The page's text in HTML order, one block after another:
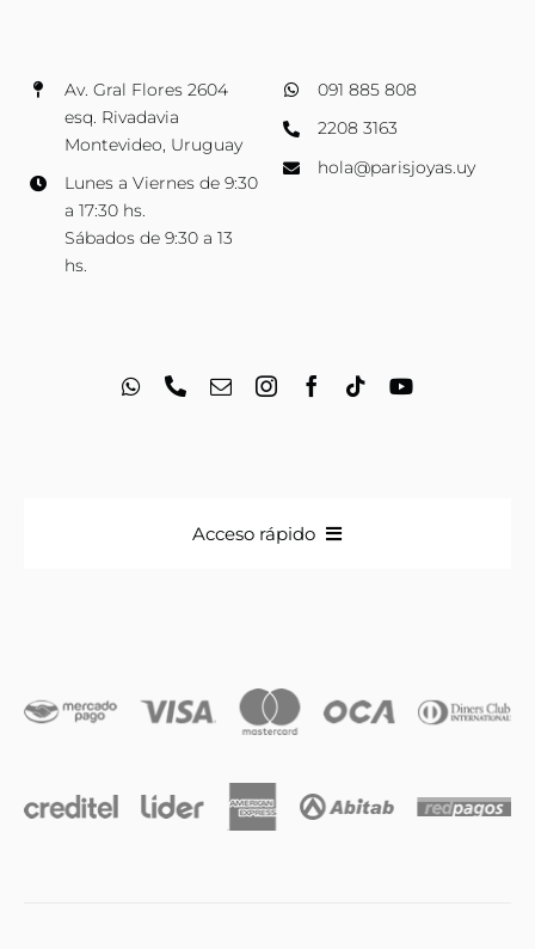
Av. Gral Flores 2604
esq. Rivadavia
Montevideo, Uruguay
Lunes a Viernes de 9:30
a 17:30 hs.
Sábados de 9:30 a 13
hs.
091 885 808
2208 3163
hola@parisjoyas.uy
Acceso rápido
Iniciales